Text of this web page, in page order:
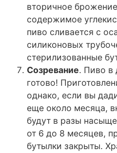
вторичное
содержимое
пиво сливается с
силиконовых
стерилизованные
Созревание. Пиво в
готово!
однако, если вы
еще около месяца,
будут в разы
от 6 до 8 месяцев,
бутылки закрыты.